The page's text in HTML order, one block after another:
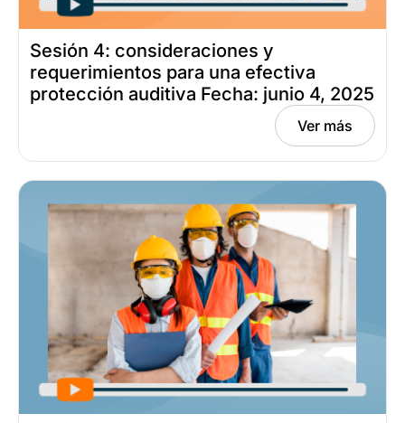
Sesión 4: consideraciones y
requerimientos para una efectiva
protección auditiva Fecha: junio 4, 2025
Ver más